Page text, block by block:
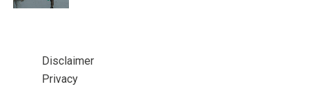
Disclaimer
Privacy